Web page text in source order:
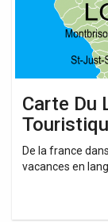
Carte Du
De la france
vacances en